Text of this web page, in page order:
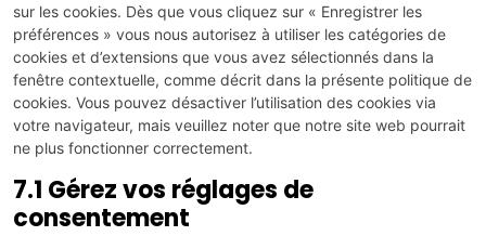
sur les cookies. Dès que vous cliquez sur « Enregistrer les
préférences » vous nous autorisez à utiliser les catégories de
cookies et d’extensions que vous avez sélectionnés dans la
fenêtre contextuelle, comme décrit dans la présente politique de
cookies. Vous pouvez désactiver l’utilisation des cookies via
votre navigateur, mais veuillez noter que notre site web pourrait
ne plus fonctionner correctement.
7.1 Gérez vos réglages de
consentement